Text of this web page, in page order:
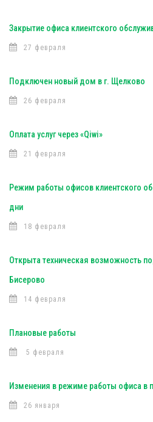
Закрытие офиса клиентского
27 февраля
Подключен новый дом в г. Щелково
26 февраля
Оплата услуг через «Qiwi»
21 февраля
Режим работы офисов клиентского
дни
18 февраля
Открыта техническая возможность
Бисерово
14 февраля
Плановые работы
5 февраля
Изменения в режиме работы офиса в
26 января